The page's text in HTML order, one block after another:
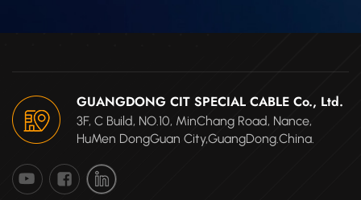
GUANGDONG CIT SPECIAL CABLE Co., Ltd.
3F, C Build, NO.10, MinChang Road, Nance,
HuMen DongGuan City,GuangDong.China.